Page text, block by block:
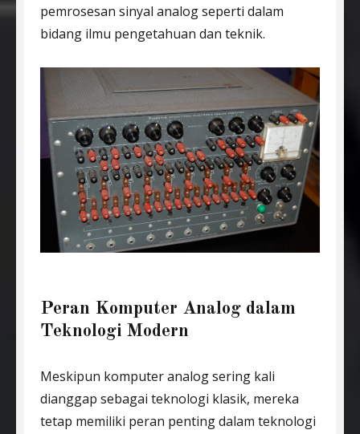
pemrosesan sinyal analog seperti dalam
bidang ilmu pengetahuan dan teknik.
Peran Komputer Analog dalam
Teknologi Modern
Meskipun komputer analog sering kali
dianggap sebagai teknologi klasik, mereka
tetap memiliki peran penting dalam teknologi